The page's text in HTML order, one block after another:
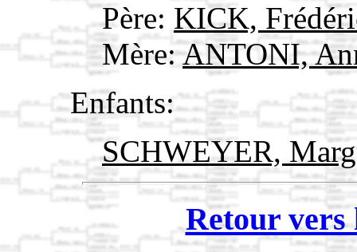
Père: KICK,
Mère:ANTONI,
Enfants:
SCHWEYER,
Retour vers